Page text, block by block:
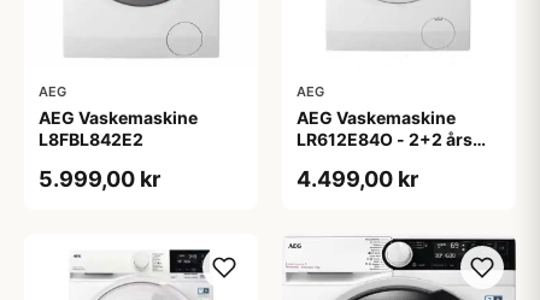
AEG
AEG Vaskemaskine
L8FBL842E2
5.999,00 kr
AEG
AEG Vaskemaskine
LR612E84O - 2+2 års
4.499,00 kr